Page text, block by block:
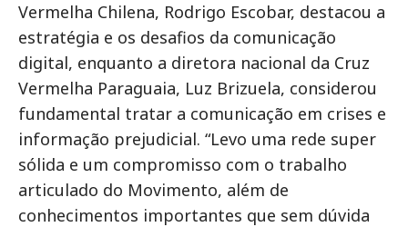
Vermelha Chilena, Rodrigo Escobar, destacou a
estratégia e os desafios da comunicação
digital, enquanto a diretora nacional da Cruz
Vermelha Paraguaia, Luz Brizuela, considerou
fundamental tratar a comunicação em crises e
informação prejudicial. “Levo uma rede super
sólida e um compromisso com o trabalho
articulado do Movimento, além de
conhecimentos importantes que sem dúvida